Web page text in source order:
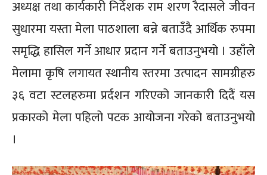
अध्यक्ष तथा कार्यकारी निर्देशक राम शरण रैदासले जीवन
सुधारमा यस्ता मेला पाठशाला बन्ने बताउँदै आर्थिक रुपमा
समृद्धि हासिल गर्ने आधार प्रदान गर्ने बताउनुभयो । उहाँले
मेलामा कृषि लगायत स्थानीय स्तरमा उत्पादन सामग्रीहरु
३६ वटा स्टलहरुमा प्रर्दशन गरिएको जानकारी दिदैं यस
प्रकारको मेला पहिलो पटक आयोजना गरेको बताउनुभयो
।